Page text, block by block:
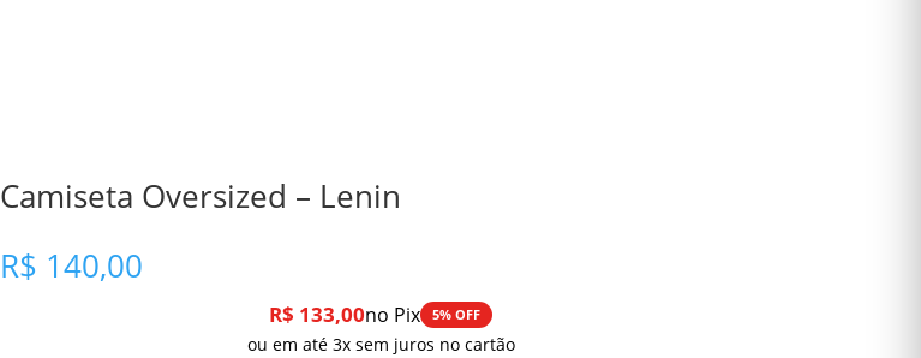
Camiseta Oversized – Lenin
R$ 140,00
R$ 133,00no Pix 5% OFF
ou em até 3x sem juros no cartão